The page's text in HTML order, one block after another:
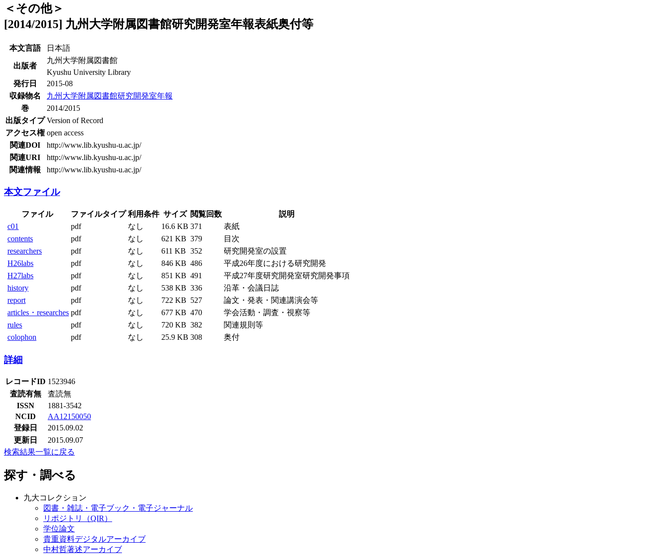
＜その他＞
[2014/2015] 九州大学附属図書館研究開発室年報表紙奥付等
本文言語 日本語
出版者
九州大学附属図書館
Kyushu University Library
発行日
2015-08
収録物名
九州大学附属図書館研究開発室年報
巻
2014/2015
出版タイプ Version of Record
アクセス権 open access
関連DOI
http://www.lib.kyushu-u.ac.jp/
関連URI
http://www.lib.kyushu-u.ac.jp/
関連情報
http://www.lib.kyushu-u.ac.jp/
本文ファイル
ファイル ファイルタイプ 利用条件 サイズ 閲覧回数
説明
c01
pdf なし 16.6 KB 371
表紙
contents
pdf なし 621 KB 379
目次
researchers
pdf なし 611 KB 352
研究開発室の設置
H26labs
pdf なし 846 KB 486
平成26年度における研究開発
H27labs
pdf なし 851 KB 491
平成27年度研究開発室研究開発事項
history
pdf なし 538 KB 336
沿革・会議日誌
report
pdf なし 722 KB 527
論文・発表・関連講演会等
articles・researches pdf なし 677 KB 470
学会活動・調査・視察等
rules
pdf なし 720 KB 382
関連規則等
colophon
pdf なし 25.9 KB 308 奥付
詳細
レコードID 1523946
査読有無
査読無
ISSN
1881-3542
NCID
AA12150050
登録日
2015.09.02
更新日
2015.09.07
検索結果一覧に戻る
探す・調べる
九大コレクション
図書・雑誌・電子ブック・電子ジャーナル
リポジトリ（QIR）
学位論文
貴重資料デジタルアーカイブ
中村哲著述アーカイブ